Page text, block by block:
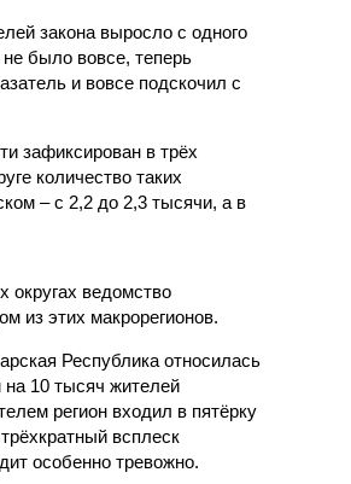
закона выросло с одного
было вовсе, теперь
и вовсе подскочил с
зафиксирован в трёх
количество таких
– с 2,2 до 2,3 тысячи, а в
ведомство
из этих макрорегионов.
Республика относилась
10 тысяч жителей
регион входил в пятёрку
всплеск
особенно тревожно.